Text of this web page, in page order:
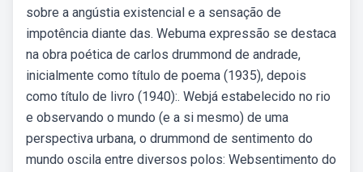
sobre a angústia existencial e a sensação de
impotência diante das. Webuma expressão se destaca
na obra poética de carlos drummond de andrade,
inicialmente como título de poema (1935), depois
como título de livro (1940):. Webjá estabelecido no rio
e observando o mundo (e a si mesmo) de uma
perspectiva urbana, o drummond de sentimento do
mundo oscila entre diversos polos: Websentimento do